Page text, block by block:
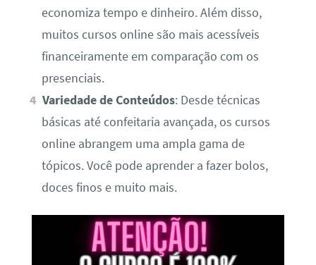
economiza tempo e dinheiro. Além disso,
muitos cursos online são mais acessíveis
financeiramente em comparação com os
presenciais.
Variedade de Conteúdos: Desde técnicas
básicas até confeitaria avançada, os cursos
online abrangem uma ampla gama de
tópicos. Você pode aprender a fazer bolos,
doces finos e muito mais.